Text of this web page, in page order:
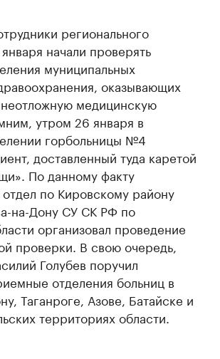
регионального
начали проверять
муниципальных
оказывающих
медицинскую
утром 26 января в
горбольницы №4
доставленный туда каретой
По данному факту
по Кировскому району
на-Дону СУ СК РФ по
организовал проведение
проверки. В свою очередь,
Голубев поручил
отделения больниц в
Таганроге, Азове, Батайске и
территориях области.